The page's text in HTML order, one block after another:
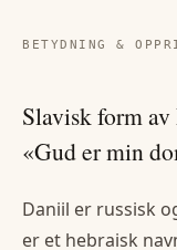
BETYDNING &
Slavisk form
«Gud er min
Daniil er russisk
er et hebraisk